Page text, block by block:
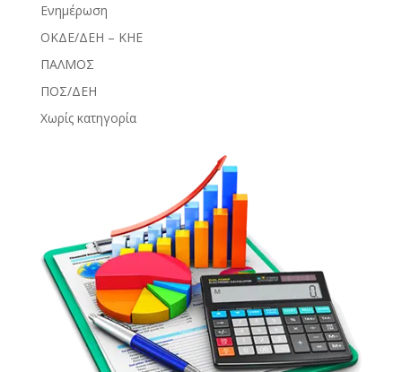
Ενημέρωση
ΟΚΔΕ/ΔΕΗ – ΚΗΕ
ΠΑΛΜΟΣ
ΠΟΣ/ΔΕΗ
Χωρίς κατηγορία